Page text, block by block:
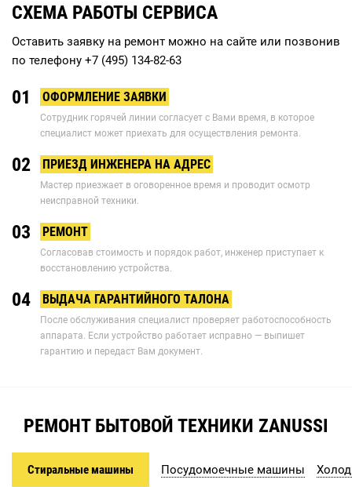
СХЕМА РАБОТЫ СЕРВИСА
Оставить заявку на ремонт можно на сайте или позвонив
по телефону +7 (495) 134-82-63
01 ОФОРМЛЕНИЕ ЗАЯВКИ
Сотрудник горячей линии согласует с Вами время, в которое
специалист может приехать для осуществления ремонта.
02 ПРИЕЗД ИНЖЕНЕРА НА АДРЕС
Мастер приезжает в оговоренное время и проводит осмотр
неисправной техники.
03 РЕМОНТ
Согласовав стоимость и порядок работ, инженер приступает к
восстановлению устройства.
04 ВЫДАЧА ГАРАНТИЙНОГО ТАЛОНА
После обслуживания специалист проверяет работоспособность
аппарата. Если устройство работает исправно — выпишет
гарантию и передаст Вам документ.
РЕМОНТ БЫТОВОЙ ТЕХНИКИ ZANUSSI
Стиральные машины Посудомоечные машины